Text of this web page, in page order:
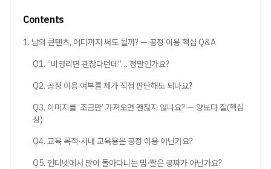
Contents
1. 남의 콘텐츠, 어디까지 써도 될까? — 공정 이용 핵심 Q&A
Q1. “비영리면 괜찮다던데”… 정말인가요?
Q2. 공정 이용 여부를 제가 직접 판단해도 되나요?
Q3. 이미지를 ‘조금만’ 가져오면 괜찮지 않나요? — 양보다 질(핵심
성)
Q4. 교육 목적·사내 교육용은 공정 이용 아닌가요?
Q5. 인터넷에서 많이 돌아다니는 밈·짤은 공짜가 아닌가요?